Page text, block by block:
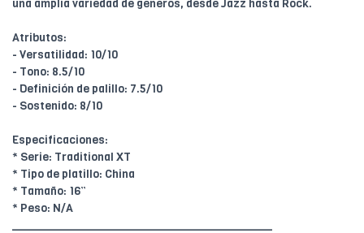
una amplia variedad de géneros, desde Jazz hasta Rock.
Atributos:
- Versatilidad: 10/10
- Tono: 8.5/10
- Definición de palillo: 7.5/10
- Sostenido: 8/10
Especificaciones:
* Serie: Traditional XT
* Tipo de platillo: China
* Tamaño: 16”
* Peso: N/A